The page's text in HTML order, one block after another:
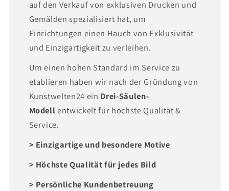
auf den Verkauf von exklusiven Drucken und
Gemälden spezialisiert hat, um
Einrichtungen einen Hauch von Exklusivität
und Einzigartigkeit zu verleihen.
Um einen hohen Standard im Service zu
etablieren haben wir nach der Gründung von
Kunstwelten24 ein Drei-Säulen-
Modellentwickelt für höchste Qualität &
Service.
> Einzigartige und besondere Motive
> Höchste Qualität für jedes Bild
> Persönliche Kundenbetreuung